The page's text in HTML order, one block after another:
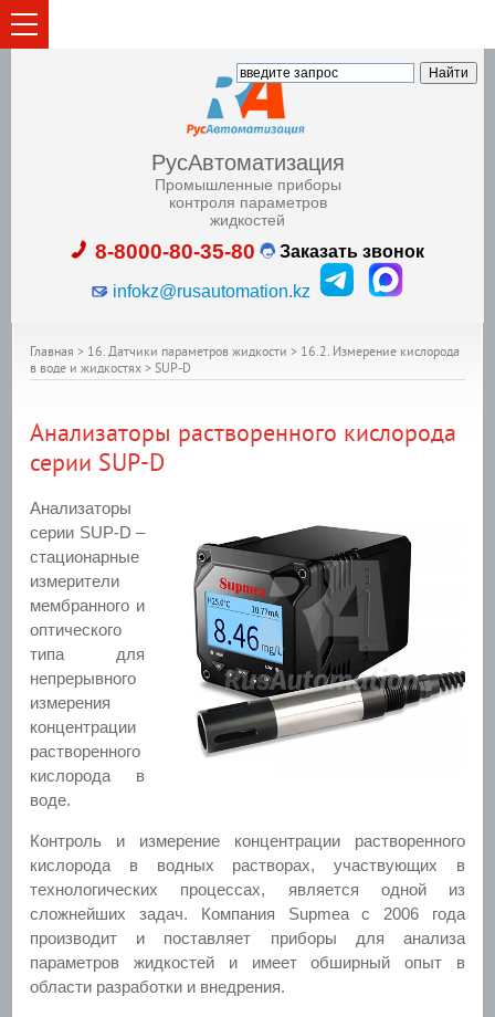
РусАвтоматизация
Промышленные приборы
контроля параметров
жидкостей
8-8000-80-35-80 Заказать звонок
infokz@rusautomation.kz
Главная > 16. Датчики параметров жидкости > 16.2. Измерение кислорода
в воде и жидкостях > SUP-D
Анализаторы растворенного кислорода
серии SUP-D
Анализаторы
серии SUP-D –
стационарные
измерители
мембранного и
оптического
типа для
непрерывного
измерения
концентрации
растворенного
кислорода в
воде.
Контроль и измерение концентрации растворенного
кислорода в водных растворах, участвующих в
технологических процессах, является одной из
сложнейших задач. Компания Supmea с 2006 года
производит и поставляет приборы для анализа
параметров жидкостей и имеет обширный опыт в
области разработки и внедрения.